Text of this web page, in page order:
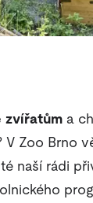
zvířatům a
Zoo Brno
naší rádi